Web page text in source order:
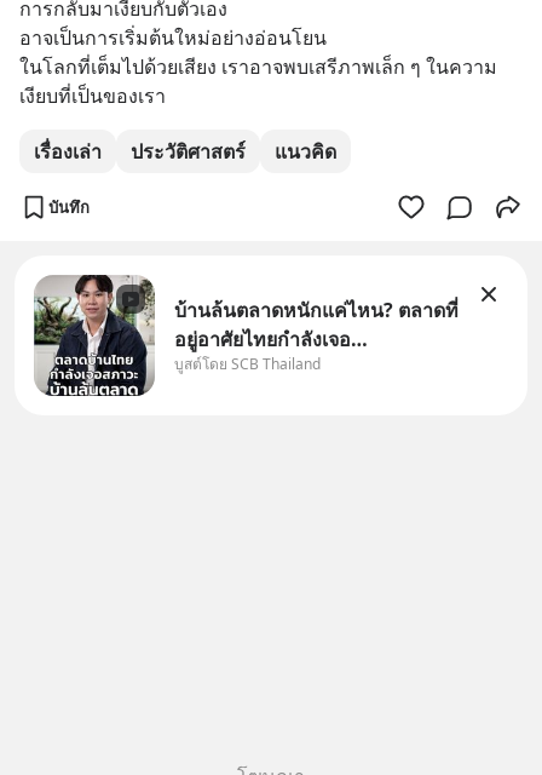
ล้านบาทขึ้นไป ฟรีค่าธรร
การกลับมาเงียบกับตัวเอง
อาจเป็นการเริ่มต้นใหม่อย่างอ่อนโยน
ในโลกที่เต็มไปด้วยเสียง เราอาจพบเสรีภาพเล็ก ๆ ในความ
เงียบที่เป็นของเรา
เรื่องเล่า ประวัติศาสตร์ แนวคิด
บันทึก
บ้านล้นตลาดหนักแค่ไหน? ตลาดที่
อยู่อาศัยไทยกำลังเจอ
Oversupply หนักกว่าที่คิด และ
บูสต์โดย SCB Thailand